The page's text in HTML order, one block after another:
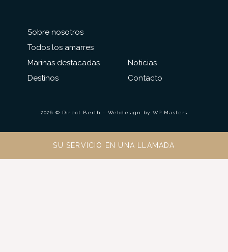
Sobre nosotros
Todos los amarres
Marinas destacadas
Destinos
Noticias
Contacto
2026 © Direct Berth - Webdesign by WP Masters
SU SERVICIO EN UNA LLAMADA